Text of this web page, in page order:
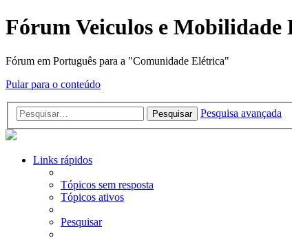
Fórum Veiculos e Mobilidade
Fórum em Português para a "Comunidade Elétrica"
Pular para o conteúdo
Pesquisar Pesquisa avançada
Links rápidos
Tópicos sem resposta
Tópicos ativos
Pesquisar